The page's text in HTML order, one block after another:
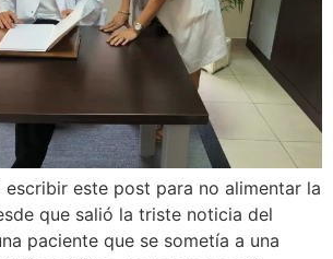
escribir este post para no alimentar la
que salió la triste noticia del
paciente que se sometía a una